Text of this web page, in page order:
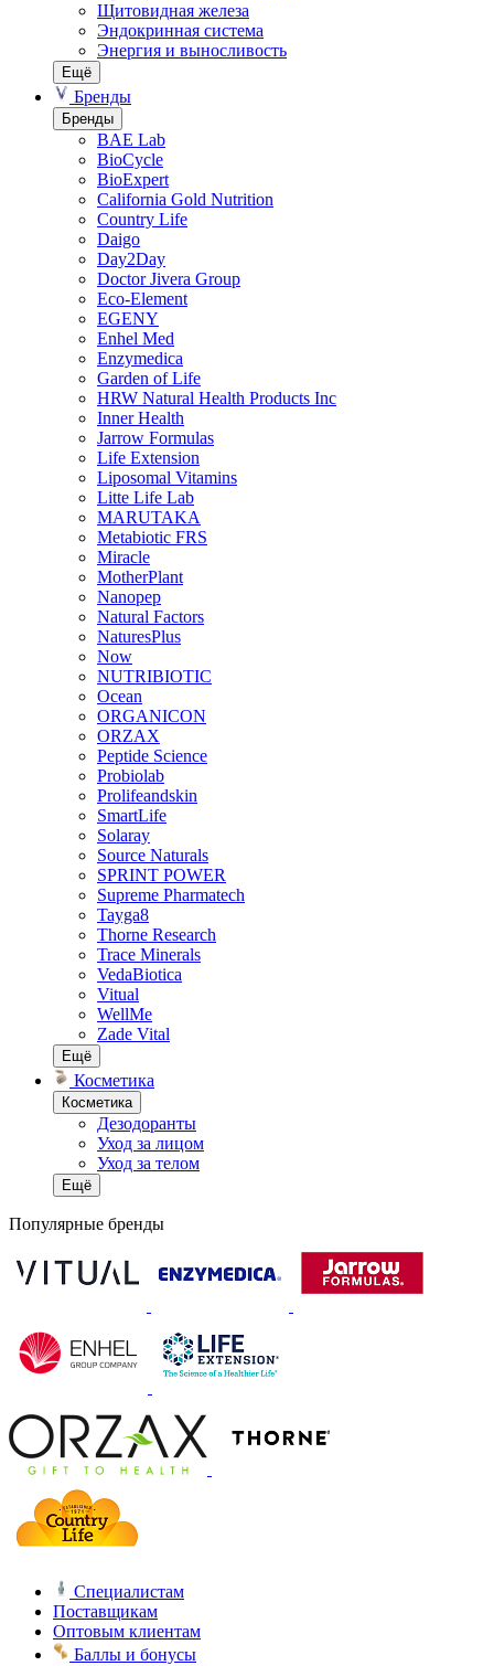
Щитовидная железа
Эндокринная система
Энергия и выносливость
Ещё
Бренды
Бренды
BAE Lab
BioCycle
BioExpert
California Gold Nutrition
Country Life
Daigo
Day2Day
Doctor Jivera Group
Eco-Element
EGENY
Enhel Med
Enzymedica
Garden of Life
HRW Natural Health Products Inc
Inner Health
Jarrow Formulas
Life Extension
Liposomal Vitamins
Litte Life Lab
MARUTAKA
Metabiotic FRS
Miracle
MotherPlant
Nanopep
Natural Factors
NaturesPlus
Now
NUTRIBIOTIC
Ocean
ORGANICON
ORZAX
Peptide Science
Probiolab
Prolifeandskin
SmartLife
Solaray
Source Naturals
SPRINT POWER
Supreme Pharmatech
Tayga8
Thorne Research
Trace Minerals
VedaBiotica
Vitual
WellMe
Zade Vital
Ещё
Косметика
Косметика
Дезодоранты
Уход за лицом
Уход за телом
Ещё
Популярные бренды
Специалистам
Поставщикам
Оптовым клиентам
Баллы и бонусы